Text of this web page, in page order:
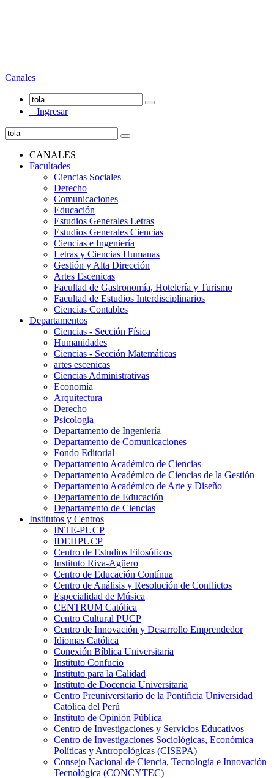
Canales
Ingresar
CANALES
Facultades
Ciencias Sociales
Derecho
Comunicaciones
Educación
Estudios Generales Letras
Estudios Generales Ciencias
Ciencias e Ingeniería
Letras y Ciencias Humanas
Gestión y Alta Dirección
Artes Escenicas
Facultad de Gastronomía, Hotelería y Turismo
Facultad de Estudios Interdisciplinarios
Ciencias Contables
Departamentos
Ciencias - Sección Física
Humanidades
Ciencias - Sección Matemáticas
artes escenicas
Ciencias Administrativas
Economía
Arquitectura
Derecho
Psicologia
Departamento de Ingeniería
Departamento de Comunicaciones
Fondo Editorial
Departamento Académico de Ciencias
Departamento Académico de Ciencias de la Gestión
Departamento Académico de Arte y Diseño
Departamento de Educación
Departamento de Ciencias
Institutos y Centros
INTE-PUCP
IDEHPUCP
Centro de Estudios Filosóficos
Instituto Riva-Agüero
Centro de Educación Contínua
Centro de Análisis y Resolución de Conflictos
Especialidad de Música
CENTRUM Católica
Centro Cultural PUCP
Centro de Innovación y Desarrollo Emprendedor
Idiomas Católica
Conexión Bíblica Universitaria
Instituto Confucio
Instituto para la Calidad
Instituto de Docencia Universitaria
Centro Preuniversitario de la Pontificia Universidad
Católica del Perú
Instituto de Opinión Pública
Centro de Investigaciones y Servicios Educativos
Centro de Investigaciones Sociológicas, Económica
Políticas y Antropológicas (CISEPA)
Consejo Nacional de Ciencia, Tecnología e Innovación
Tecnológica (CONCYTEC)